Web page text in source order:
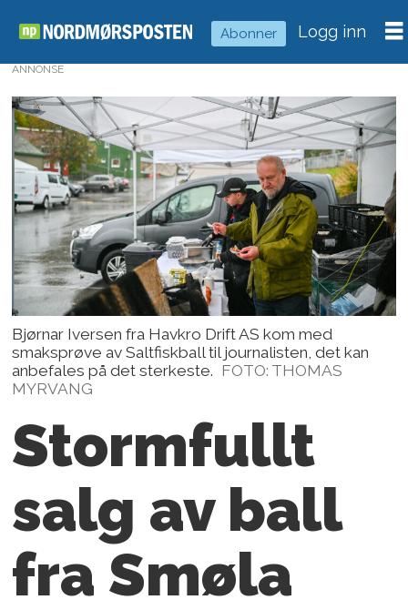
Abonner Logg inn
ANNONSE
Bjørnar Iversen fra Havkro Drift AS kom med
smaksprøve av Saltfiskball til journalisten, det kan
anbefales på det sterkeste. FOTO: THOMAS
MYRVANG
Stormfullt
salg av ball
fra Smøla